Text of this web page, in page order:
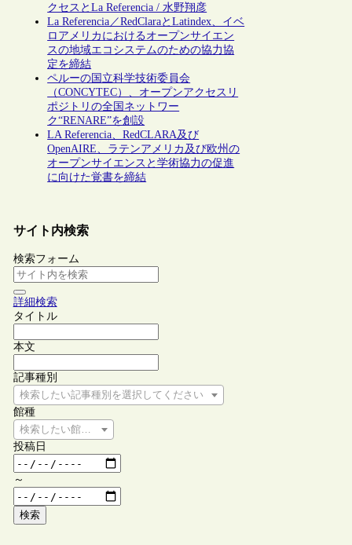
クセスとLa Referencia / 水野翔彦
La Referencia／RedClaraとLatindex、イベ
ロアメリカにおけるオープンサイエン
スの地域エコシステムのための協力協
定を締結
ペルーの国立科学技術委員会
（CONCYTEC）、オープンアクセスリ
ポジトリの全国ネットワー
ク“RENARE”を創設
LA Referencia、RedCLARA及び
OpenAIRE、ラテンアメリカ及び欧州の
オープンサイエンスと学術協力の促進
に向けた覚書を締結
サイト内検索
検索フォーム
詳細検索
タイトル
本文
記事種別
検索したい記事種別を選択してください
館種
検索したい館種を選択してください
投稿日
～
検索